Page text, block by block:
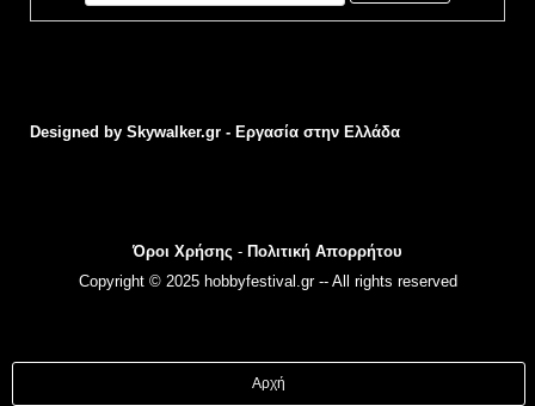
Designed by Skywalker.gr - Εργασία στην Ελλάδα
Όροι Χρήσης - Πολιτική Απορρήτου
Copyright © 2025 hobbyfestival.gr -- All rights reserved
Αρχή